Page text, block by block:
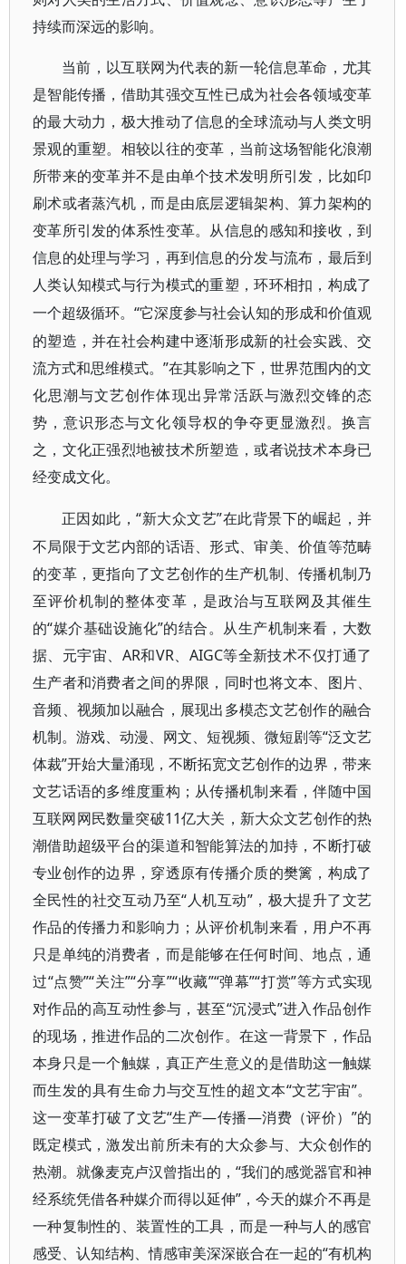
持续而深远的影响。
当前，以互联网为代表的新一轮信息革命，尤其
是智能传播，借助其强交互性已成为社会各领域变革
的最大动力，极大推动了信息的全球流动与人类文明
景观的重塑。相较以往的变革，当前这场智能化浪潮
所带来的变革并不是由单个技术发明所引发，比如印
刷术或者蒸汽机，而是由底层逻辑架构、算力架构的
变革所引发的体系性变革。从信息的感知和接收，到
信息的处理与学习，再到信息的分发与流布，最后到
人类认知模式与行为模式的重塑，环环相扣，构成了
一个超级循环。“它深度参与社会认知的形成和价值观
的塑造，并在社会构建中逐渐形成新的社会实践、交
流方式和思维模式。”在其影响之下，世界范围内的文
化思潮与文艺创作体现出异常活跃与激烈交锋的态
势，意识形态与文化领导权的争夺更显激烈。换言
之，文化正强烈地被技术所塑造，或者说技术本身已
经变成文化。
正因如此，“新大众文艺”在此背景下的崛起，并
不局限于文艺内部的话语、形式、审美、价值等范畴
的变革，更指向了文艺创作的生产机制、传播机制乃
至评价机制的整体变革，是政治与互联网及其催生
的“媒介基础设施化”的结合。从生产机制来看，大数
据、元宇宙、AR和VR、AIGC等全新技术不仅打通了
生产者和消费者之间的界限，同时也将文本、图片、
音频、视频加以融合，展现出多模态文艺创作的融合
机制。游戏、动漫、网文、短视频、微短剧等“泛文艺
体裁”开始大量涌现，不断拓宽文艺创作的边界，带来
文艺话语的多维度重构；从传播机制来看，伴随中国
互联网网民数量突破11亿大关，新大众文艺创作的热
潮借助超级平台的渠道和智能算法的加持，不断打破
专业创作的边界，穿透原有传播介质的樊篱，构成了
全民性的社交互动乃至“人机互动”，极大提升了文艺
作品的传播力和影响力；从评价机制来看，用户不再
只是单纯的消费者，而是能够在任何时间、地点，通
过“点赞”“关注”“分享”“收藏”“弹幕”“打赏”等方式实现
对作品的高互动性参与，甚至“沉浸式”进入作品创作
的现场，推进作品的二次创作。在这一背景下，作品
本身只是一个触媒，真正产生意义的是借助这一触媒
而生发的具有生命力与交互性的超文本“文艺宇宙”。
这一变革打破了文艺“生产—传播—消费（评价）”的
既定模式，激发出前所未有的大众参与、大众创作的
热潮。就像麦克卢汉曾指出的，“我们的感觉器官和神
经系统凭借各种媒介而得以延伸”，今天的媒介不再是
一种复制性的、装置性的工具，而是一种与人的感官
感受、认知结构、情感审美深深嵌合在一起的“有机构